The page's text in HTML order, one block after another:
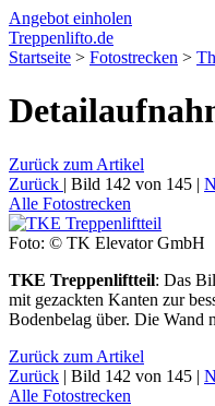
Angebot einholen
Treppenlifto.de
Startseite > Fotostrecken >
Zurück zum Artikel
Zurück | Bild 142 von 145 |
Alle Fotostrecken
Foto: © TK Elevator GmbH
TKE Treppenliftteil: Das
mit gezackten Kanten zur
Bodenbelag über. Die Wand
Zurück zum Artikel
Zurück | Bild 142 von 145 |
Alle Fotostrecken